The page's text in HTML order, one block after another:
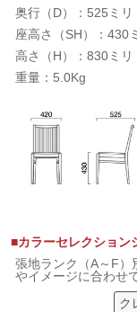
奥行（D）：525ミリ
座高さ（SH）：430
高さ（H）：830ミリ
重量：5.0Kg
■カラーセレクション
張地ランク（A～F）
やイメージに合わせ
ク